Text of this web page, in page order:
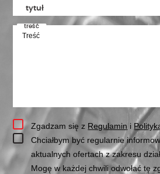
tytuł
treść
Zgadzam się z Regulamin i
Chciałbym być regularnie
aktualnych ofertach z zakresu
Mogę w każdej chwili odwołać tę